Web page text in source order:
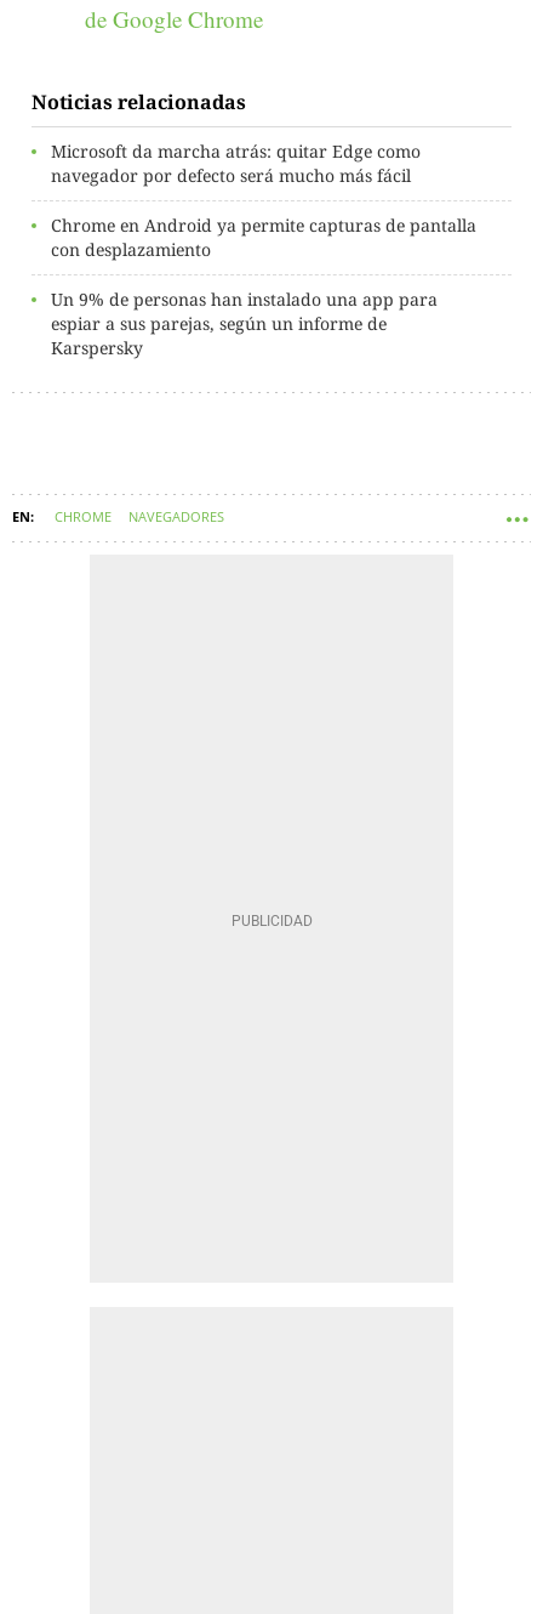
de Google Chrome
Noticias relacionadas
Microsoft da marcha atrás: quitar Edge como
navegador por defecto será mucho más fácil
Chrome en Android ya permite capturas de pantalla
con desplazamiento
Un 9% de personas han instalado una app para
espiar a sus parejas, según un informe de
Karspersky
CHROME NAVEGADORES